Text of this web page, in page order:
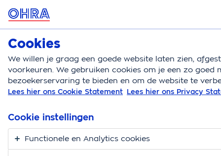
MENU
Zorgverzekering
Zorgverzekering Werken aan je gezondheid
OHRA Gezond: goed,
beter, best in je vel
De samenleving wordt steeds drukker en verwacht
Cookies
We willen je graag een goede website laten zien,
voorkeuren. We gebruiken cookies om je een zo goed
bezoekerservaring te bieden en om de website te
Lees hier ons Cookie Statement Lees hier ons Privacy
Cookie instellingen
Functionele en Analytics cookies